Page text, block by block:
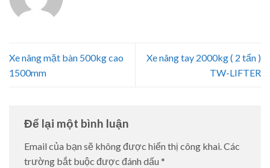
Xe nâng mặt bàn 500kg cao
1500mm
Xe nâng tay 2000kg ( 2 tấn )
TW-LIFTER
Để lại một bình luận
Email của bạn sẽ không được hiển thị công khai. Các
trường bắt buộc được đánh dấu *